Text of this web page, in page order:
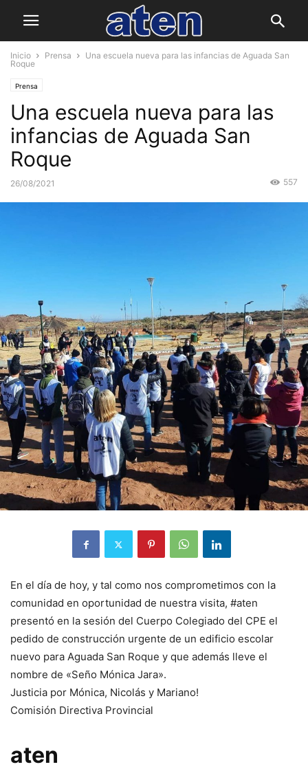
Inicio Prensa
Una escuela nueva para las infancias de Aguada San
Roque
Prensa
Una escuela nueva para las
infancias de Aguada San
Roque
26/08/2021 557
En el día de hoy, y tal como nos comprometimos con la
comunidad en oportunidad de nuestra visita, #aten
presentó en la sesión del Cuerpo Colegiado del CPE el
pedido de construcción urgente de un edificio escolar
nuevo para Aguada San Roque y que además lleve el
nombre de «Seño Mónica Jara».
Justicia por Mónica, Nicolás y Mariano!
Comisión Directiva Provincial
aten